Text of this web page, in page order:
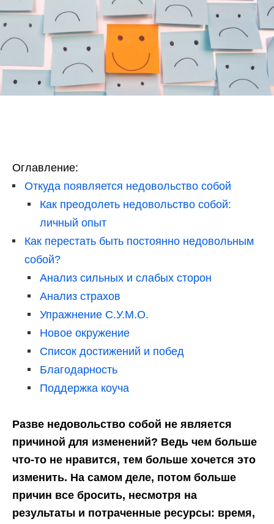
Оглавление:
Откуда появляется недовольство собой
Как преодолеть недовольство собой:
личный опыт
Как перестать быть постоянно недовольным
собой?
Анализ сильных и слабых сторон
Анализ страхов
Упражнение С.У.М.О.
Новое окружение
Список достижений и побед
Благодарность
Поддержка коуча
Разве недовольство собой не является
причиной для изменений? Ведь чем больше
что-то не нравится, тем больше хочется это
изменить. На самом деле, потом больше
причин все бросить, несмотря на
результаты и потраченные ресурсы: время,